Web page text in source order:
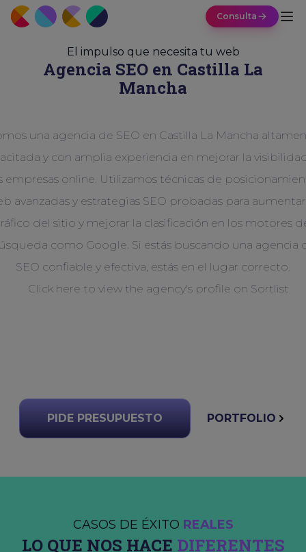
Consulta
El impulso que necesita tu web
Agencia SEO en Castilla La
Mancha
una agencia de SEO en Castilla La Mancha
y con amplia experiencia en mejorar la
empresas online. Utilizamos técnicas de
avanzadas y estrategias SEO probadas para
del sitio y mejorar la clasificación en los motores
como Google. Si estás buscando una agencia
SEO confiable y efectiva, estás en el lugar correcto.
PIDE PRESUPUESTO PORTFOLIO
CASOS DE ÉXITO REALES
LO QUE NOS HACE DIFERENTES